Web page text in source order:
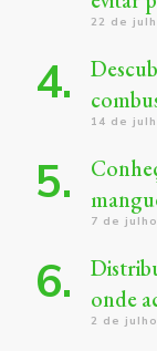
22 de
14 de
7 de
onde
2 de